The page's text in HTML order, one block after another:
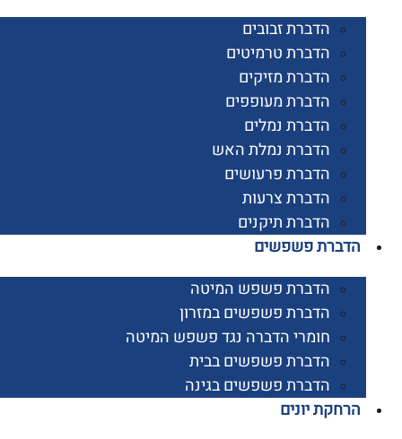
הדברת זבובים
הדברת טרמיטים
הדברת מזיקים
הדברת מעופפים
הדברת נמלים
הדברת נמלת האש
הדברת פרעושים
הדברת צרעות
הדברת תיקנים
פשפשים
הדברת פשפש המיטה
הדברת פשפשים במזרון
חומרי הדברה נגד פשפש המיטה
הדברת פשפשים בבית
הדברת פשפשים בגינה
יונים